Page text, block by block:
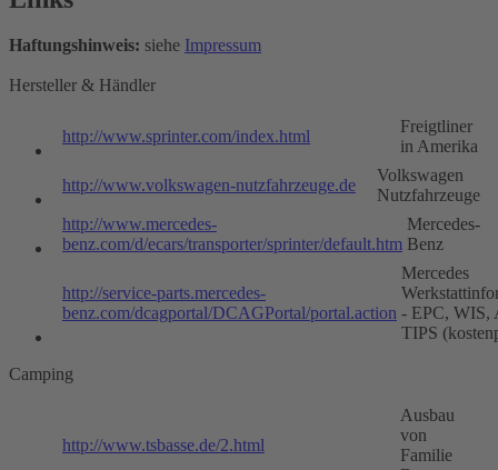
Haftungshinweis: siehe Impressum
Hersteller & Händler
http://www.sprinter.com/index.html
Freigtliner
in Amerika
http://www.volkswagen-nutzfahrzeuge.de
Volkswagen
Nutzfahrzeuge
http://www.mercedes-
benz.com/d/ecars/transporter/sprinter/default.htm
Mercedes-
Benz
http://service-parts.mercedes-
benz.com/dcagportal/DCAGPortal/portal.action
Mercedes
- EPC, WIS,
TIPS
Camping
http://www.tsbasse.de/2.html
Ausbau
von
Familie